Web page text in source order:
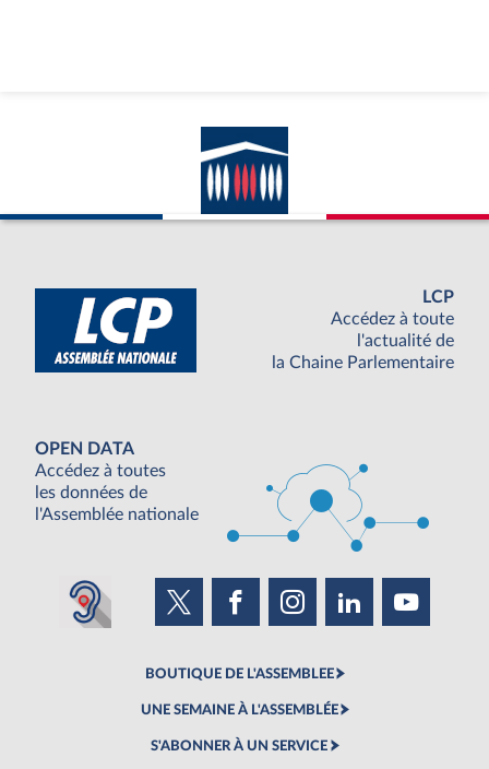
LCP
Accédez à toute
l'actualité de
la Chaine Parlementaire
OPEN DATA
Accédez à toutes
les données de
l'Assemblée nationale
BOUTIQUE DE L'ASSEMBLEE
UNE SEMAINE À L'ASSEMBLÉE
S'ABONNER À UN SERVICE